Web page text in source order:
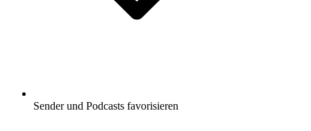
Sender und Podcasts favorisieren